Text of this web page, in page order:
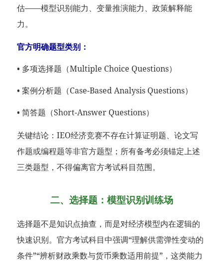
估——模型识别能力、变量推演能力、政策解释能
力。
官方明确题型类别：
• 多项选择题（Multiple Choice Questions）
• 案例分析题（Case-Based Analysis Questions）
• 简答题（Short-Answer Questions）
关键结论：IEO经济竞赛不存在计算证明题、论文写
作题或编程题等非官方题型；所有备考必须锚定上述
三类题型，不得偏离官方考试科目范围。
二、选择题：模型识别训练场
选择题不是知识点抽查，而是对经济模型内在逻辑的
快速识别。官方考试科目中强调“理解供需弹性变动的
条件”“辨析财政乘数与货币乘数适用前提”，这类能力